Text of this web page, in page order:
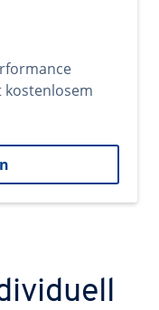
kostenlosem